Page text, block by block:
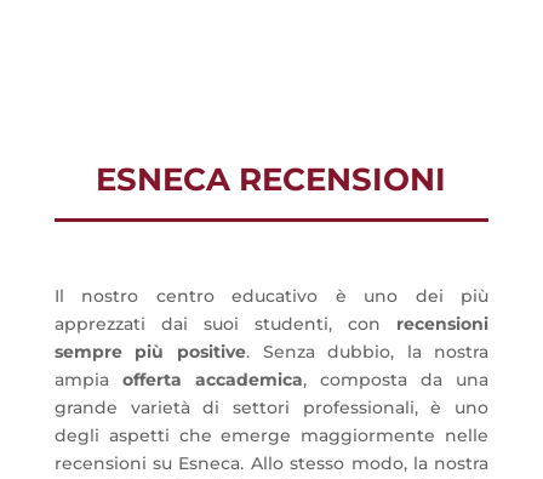
ESNECA RECENSIONI
Il nostro centro educativo è uno dei più
apprezzati dai suoi studenti, con recensioni
sempre più positive. Senza dubbio, la nostra
ampia offerta accademica, composta da una
grande varietà di settori professionali, è uno
degli aspetti che emerge maggiormente nelle
recensioni su Esneca. Allo stesso modo, la nostra